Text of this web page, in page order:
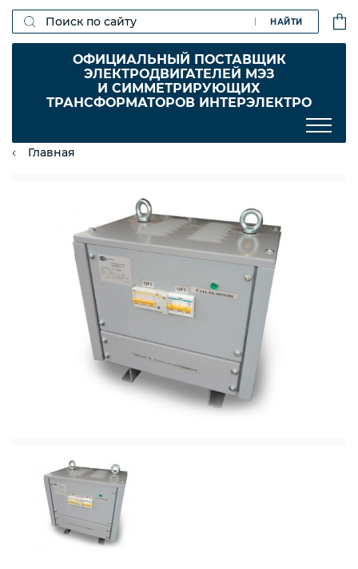
НАЙТИ
ОФИЦИАЛЬНЫЙ ПОСТАВЩИК
ЭЛЕКТРОДВИГАТЕЛЕЙ МЭЗ
И СИММЕТРИРУЮЩИХ
ТРАНСФОРМАТОРОВ ИНТЕРЭЛЕКТРО
Главная